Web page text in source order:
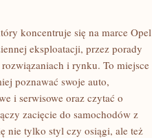
koncentruje się na marce Opel
eksploatacji, przez porady
i rynku. To miejsce
poznawać swoje auto,
i serwisowe oraz czytać o
zacięcie do samochodów z
nie tylko styl czy osiągi, ale też